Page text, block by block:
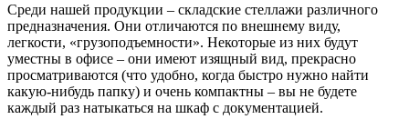
Среди нашей продукции – складские стеллажи различного
предназначения. Они отличаются по внешнему виду,
легкости, «грузоподъемности». Некоторые из них будут
уместны в офисе – они имеют изящный вид, прекрасно
просматриваются (что удобно, когда быстро нужно найти
какую-нибудь папку) и очень компактны – вы не будете
каждый раз натыкаться на шкаф с документацией.